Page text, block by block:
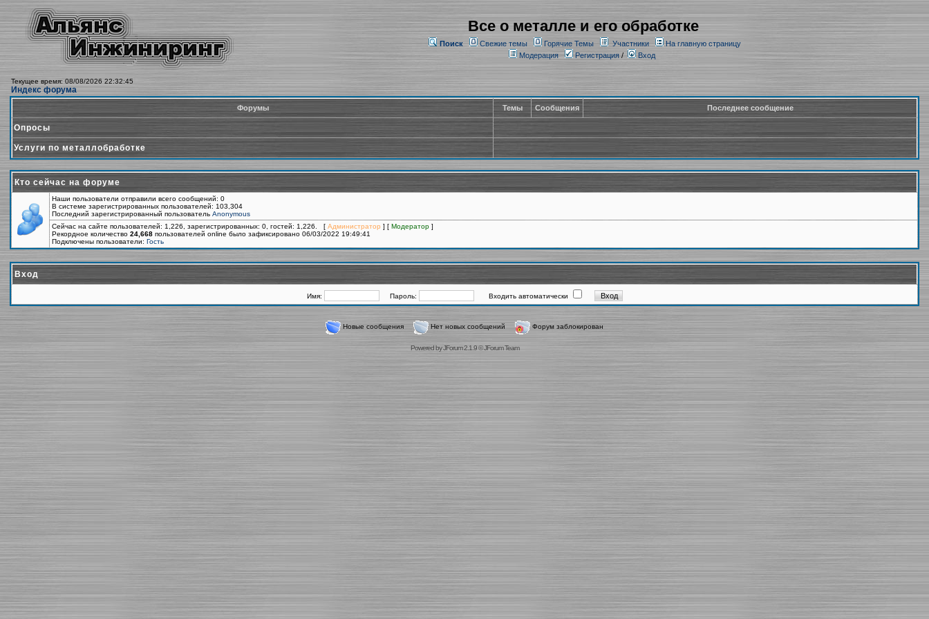
Все о металле и его обработке
Поиск Свежие темы Горячие Темы Участники
На главную страницу
Модерация
Регистрация/ Вход
Текущее время: 08/08/2026 22:32:45
Индекс форума
Форумы Темы Сообщения Последнее сообщение
Опросы
Услуги по металлобработке
Кто сейчас на форуме
Наши пользователи отправили всего сообщений: 0
В системе зарегистрированных пользователей: 103,304
Последний зарегистрированный пользователь Anonymous
Сейчас на сайте пользователей: 1,226, зарегистрированных: 0, гостей: 1,226. [ Администратор ] [ Модератор ]
Рекордное количество 24,668 пользователей online было зафиксировано 06/03/2022 19:49:41
Подключены пользователи: Гость
Вход
Имя: Пароль: Входить автоматически
Новые сообщения Нет новых сообщений Форум заблокирован
Powered byJForum 2.1.9©JForum Team